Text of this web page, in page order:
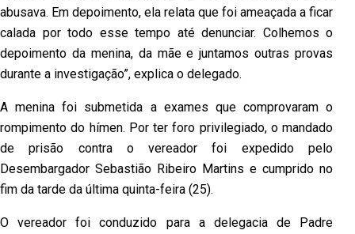
abusava. Em depoimento, ela relata que foi ameaçada a ficar
calada por todo esse tempo até denunciar. Colhemos o
depoimento da menina, da mãe e juntamos outras provas
durante a investigação”, explica o delegado.
A menina foi submetida a exames que comprovaram o
rompimento do hímen. Por ter foro privilegiado, o mandado
de prisão contra o vereador foi expedido pelo
Desembargador Sebastião Ribeiro Martins e cumprido no
fim da tarde da última quinta-feira (25).
O vereador foi conduzido para a delegacia de Padre